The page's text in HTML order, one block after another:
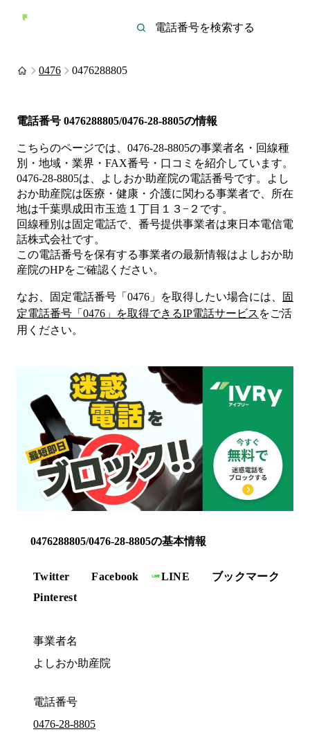
0476 0476288805
電話番号 0476288805/0476-28-8805の情報
こちらのページでは、 0476-28-8805の事業者名・回線種
別・地域・業界・FAX番号・口コミを紹介しています。
0476-28-8805は、 よしおか助産院の電話番号です。
よし
おか助産院は医療・健康・介護に関わる事業者で、所在
地は千葉県成田市玉造１丁目１３−２ です。
回線種別は固定電話で、番号提供事業者は東日本電信電
話株式会社です。
この電話番号を保有する事業者の最新情報はよしおか助
産院のHPをご確認ください。
なお、固定電話番号「 0476 」を取得したい場合には、
固
定電話番号「 0476 」を取得できるIP電話サービス をご活
用ください。
0476288805/0476-28-8805の基本情報
Twitter Facebook LINE
ブックマーク
Pinterest
事業者名
よしおか助産院
電話番号
0476-28-8805